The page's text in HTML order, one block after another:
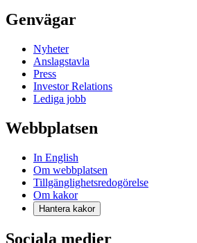
Genvägar
Nyheter
Anslagstavla
Press
Investor Relations
Lediga jobb
Webbplatsen
In English
Om webbplatsen
Tillgänglighetsredogörelse
Om kakor
Hantera kakor
Sociala medier